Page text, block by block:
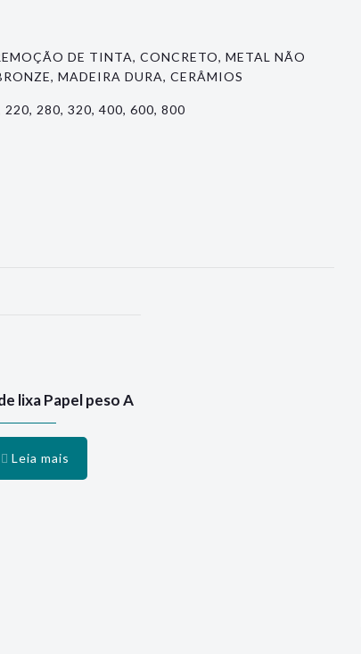
DE TINTA, CONCRETO, METAL NÃO
MADEIRA DURA, CERÂMIOS
280, 320, 400, 600, 800
lixa Papel peso A
Leia mais